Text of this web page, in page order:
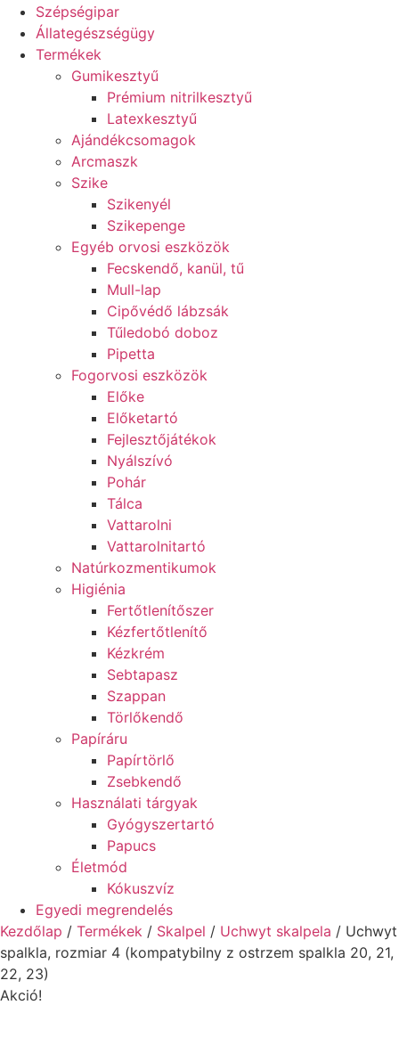
Szépségipar
Állategészségügy
Termékek
Gumikesztyű
Prémium nitrilkesztyű
Latexkesztyű
Ajándékcsomagok
Arcmaszk
Szike
Szikenyél
Szikepenge
Egyéb orvosi eszközök
Fecskendő, kanül, tű
Mull-lap
Cipővédő lábzsák
Tűledobó doboz
Pipetta
Fogorvosi eszközök
Előke
Előketartó
Fejlesztőjátékok
Nyálszívó
Pohár
Tálca
Vattarolni
Vattarolnitartó
Natúrkozmentikumok
Higiénia
Fertőtlenítőszer
Kézfertőtlenítő
Kézkrém
Sebtapasz
Szappan
Törlőkendő
Papíráru
Papírtörlő
Zsebkendő
Használati tárgyak
Gyógyszertartó
Papucs
Életmód
Kókuszvíz
Egyedi megrendelés
Kezdőlap / Termékek / Skalpel / Uchwyt skalpela / Uchwyt
spalkla, rozmiar 4 (kompatybilny z ostrzem spalkla 20, 21,
22, 23)
Akció!